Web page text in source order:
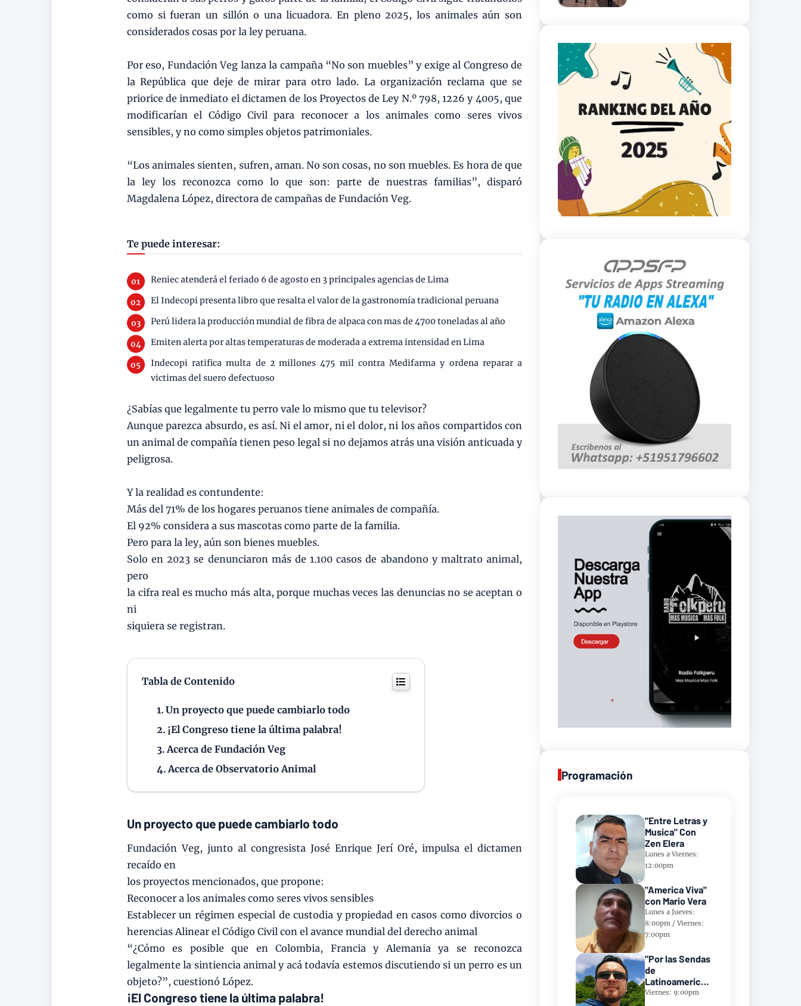
como si fueran un sillón o una licuadora. En pleno 2025, los animales aún son
considerados cosas por la ley peruana.
Por eso, Fundación Veg lanza la campaña “No son muebles” y exige al Congreso de
la República que deje de mirar para otro lado. La organización reclama que se
priorice de inmediato el dictamen de los Proyectos de Ley N.º 798, 1226 y 4005, que
modificarían el Código Civil para reconocer a los animales como seres vivos
sensibles, y no como simples objetos patrimoniales.
“Los animales sienten, sufren, aman. No son cosas, no son muebles. Es hora de que
la ley los reconozca como lo que son: parte de nuestras familias”, disparó
Magdalena López, directora de campañas de Fundación Veg.
Te puede interesar:
Reniec atenderá el feriado 6 de agosto en 3 principales agencias de Lima
El Indecopi presenta libro que resalta el valor de la gastronomía tradicional peruana
Perú lidera la producción mundial de fibra de alpaca con mas de 4700 toneladas al año
Emiten alerta por altas temperaturas de moderada a extrema intensidad en Lima
Indecopi ratifica multa de 2 millones 475 mil contra Medifarma y ordena reparar a
victimas del suero defectuoso
¿Sabías que legalmente tu perro vale lo mismo que tu televisor?
Aunque parezca absurdo, es así. Ni el amor, ni el dolor, ni los años compartidos con
un animal de compañía tienen peso legal si no dejamos atrás una visión anticuada y
peligrosa.
Y la realidad es contundente:
Más del 71% de los hogares peruanos tiene animales de compañía.
El 92% considera a sus mascotas como parte de la familia.
Pero para la ley, aún son bienes muebles.
Solo en 2023 se denunciaron más de 1.100 casos de abandono y maltrato animal,
pero
la cifra real es mucho más alta, porque muchas veces las denuncias no se aceptan o
ni
siquiera se registran.
Tabla de Contenido
Un proyecto que puede cambiarlo todo
¡El Congreso tiene la última palabra!
Acerca de Fundación Veg
Acerca de Observatorio Animal
Un proyecto que puede cambiarlo todo
Fundación Veg, junto al congresista José Enrique Jerí Oré, impulsa el dictamen
recaído en
los proyectos mencionados, que propone:
Reconocer a los animales como seres vivos sensibles
Establecer un régimen especial de custodia y propiedad en casos como divorcios o
herencias Alinear el Código Civil con el avance mundial del derecho animal
“¿Cómo es posible que en Colombia, Francia y Alemania ya se reconozca
legalmente la sintiencia animal y acá todavía estemos discutiendo si un perro es un
objeto?”, cuestionó López.
¡El Congreso tiene la última palabra!
Programación
"Entre Letras y
Musica" Con
Zen Elera
Lunes a Viernes:
12:00pm
"America Viva"
con Mario Vera
Lunes a Jueves:
8:00pm / Viernes:
7:00pm
"Por las Sendas
de
Latinoamerica"
Con Frank
Viernes: 9:00pm